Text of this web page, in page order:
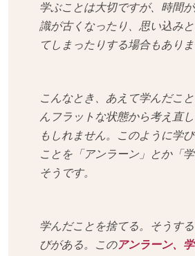
学ぶことは大切ですが、時間
識が古くなったり、思い込み
てしまったりする場合もありま
こんなとき、あえて学んだこ
んフラットな状態から考え直
もしれません。このように学
ことを「アンラーン」とか「
そうです。
学んだことを捨てる。そうす
びがある。このアンラーン、